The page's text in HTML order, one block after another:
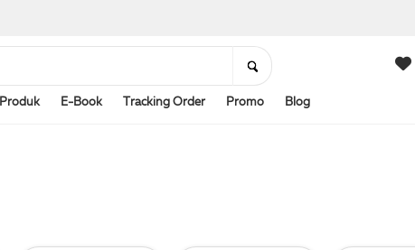
Produk E-Book Tracking Order Promo Blog